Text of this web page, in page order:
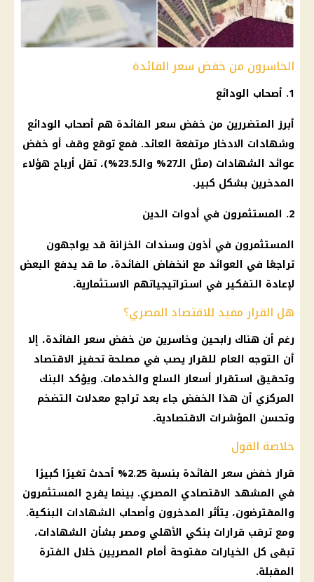
الخاسرون من خفض سعر الفائدة
1. أصحاب الودائع
أبرز المتضررين من خفض سعر الفائدة هم أصحاب الودائع
وشهادات الادخار مرتفعة العائد. فمع توقع وقف أو خفض
عوائد الشهادات (مثل الـ27% والـ23.5%)، تقل أرباح هؤلاء
المدخرين بشكل كبير.
2. المستثمرون في أدوات الدين
المستثمرون في أذون وسندات الخزانة قد يواجهون
تراجعًا في العوائد مع انخفاض الفائدة، ما قد يدفع البعض
لإعادة التفكير في استراتيجياتهم الاستثمارية.
هل القرار مفيد للاقتصاد المصري؟
رغم أن هناك رابحين وخاسرين من خفض سعر الفائدة، إلا
أن التوجه العام للقرار يصب في مصلحة تحفيزالاقتصاد
وتحقيق استقرارأسعار السلع والخدمات. ويؤكد البنك
المركزي أن هذا الخفض جاء بعد تراجع معدلات التضخم
وتحسن المؤشرات الاقتصادية.
خلاصة القول
قرار خفض سعر الفائدة
بنسبة 2.25% أحدث تغيرًا كبيرًا
في المشهد الاقتصادي المصري. بينما يفرح المستثمرون
والمقترضون، يتأثر المدخرون وأصحاب الشهادات البنكية.
ومع ترقب قرارات بنكي الأهلي ومصر بشأن الشهادات،
تبقى كل الخيارات مفتوحة أمام المصريين خلال الفترة
المقبلة.